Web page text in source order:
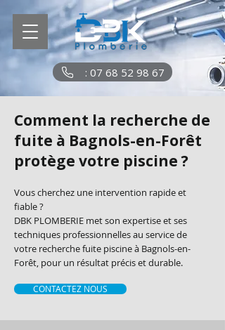
: 07 68 52 98 67
Comment la recherche de
fuite à Bagnols-en-Forêt
protège votre piscine ?
Vous cherchez une intervention rapide et
fiable ?
DBK PLOMBERIE met son expertise et ses
techniques professionnelles au service de
votre recherche fuite piscine à Bagnols-en-
Forêt, pour un résultat précis et durable.
CONTACTEZ NOUS